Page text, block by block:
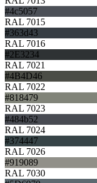
#4c5057
RAL 7015
#363d43
RAL 7016
#2E3234
RAL 7021
#4B4D46
RAL 7022
#818479
RAL 7023
#484b52
RAL 7024
#374447
RAL 7026
#919089
RAL 7030